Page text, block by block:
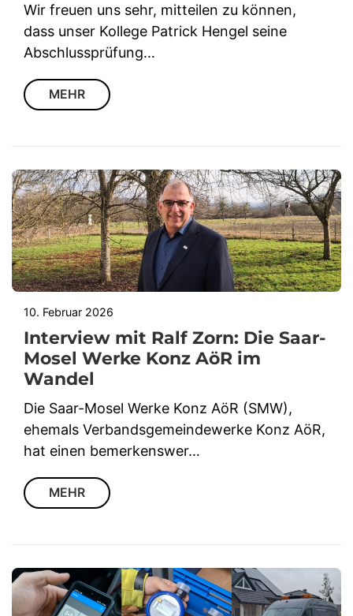
Wir freuen uns sehr, mitteilen zu können,
dass unser Kollege Patrick Hengel seine
Abschlussprüfung…
MEHR
10. Februar 2026
Interview mit Ralf Zorn: Die Saar-
Mosel Werke Konz AöR im
Wandel
Die Saar-Mosel Werke Konz AöR (SMW),
ehemals Verbandsgemeindewerke Konz AöR,
hat einen bemerkenswer…
MEHR